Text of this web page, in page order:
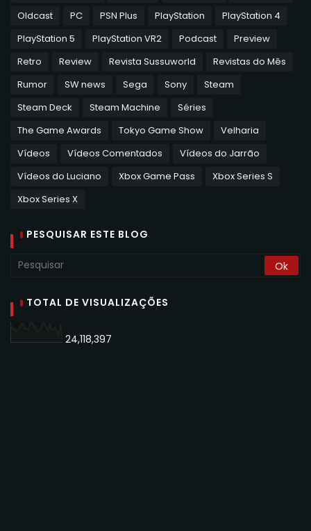
Oldcast
PC PSN Plus PlayStation
PlayStation 4
PlayStation 5
PlayStation VR2 Podcast
Preview
Retro
Review Revista Sussuworld
Revistas do Mês
Rumor
SW news Sega Sony
Steam
Steam Deck
Steam Machine
Séries
The Game Awards
Tokyo Game Show
Velharia
Vídeos
Vídeos Comentados
Vídeos do Jarrão
Vídeos do Luciano
Xbox Game Pass
Xbox Series S
Xbox Series X
PESQUISAR ESTE BLOG
TOTAL DE VISUALIZAÇÕES
24,118,397